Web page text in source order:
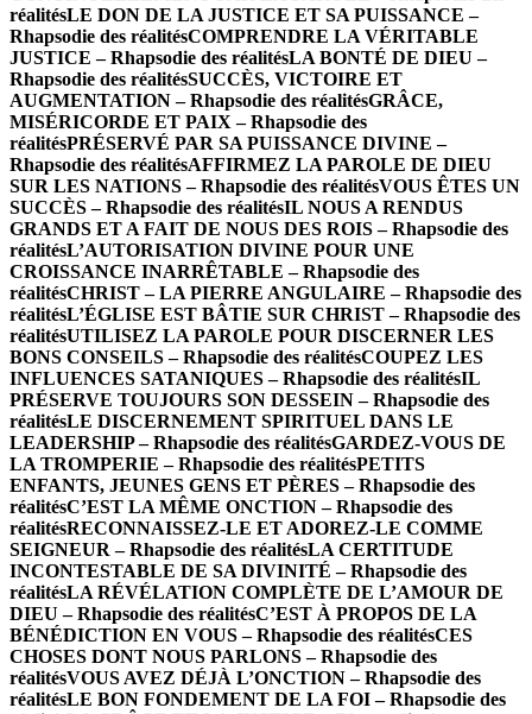
réalitésLE DON DE LA JUSTICE ET SA PUISSANCE –
Rhapsodie des réalitésCOMPRENDRE LA VÉRITABLE
JUSTICE – Rhapsodie des réalitésLA BONTÉ DE DIEU –
Rhapsodie des réalitésSUCCÈS, VICTOIRE ET
AUGMENTATION – Rhapsodie des réalitésGRÂCE,
MISÉRICORDE ET PAIX – Rhapsodie des
réalitésPRÉSERVÉ PAR SA PUISSANCE DIVINE –
Rhapsodie des réalitésAFFIRMEZ LA PAROLE DE DIEU
SUR LES NATIONS – Rhapsodie des réalitésVOUS ÊTES UN
SUCCÈS – Rhapsodie des réalitésIL NOUS A RENDUS
GRANDS ET A FAIT DE NOUS DES ROIS – Rhapsodie des
réalitésL’AUTORISATION DIVINE POUR UNE
CROISSANCE INARRÊTABLE – Rhapsodie des
réalitésCHRIST – LA PIERRE ANGULAIRE – Rhapsodie des
réalitésL’ÉGLISE EST BÂTIE SUR CHRIST – Rhapsodie des
réalitésUTILISEZ LA PAROLE POUR DISCERNER LES
BONS CONSEILS – Rhapsodie des réalitésCOUPEZ LES
INFLUENCES SATANIQUES – Rhapsodie des réalitésIL
PRÉSERVE TOUJOURS SON DESSEIN – Rhapsodie des
réalitésLE DISCERNEMENT SPIRITUEL DANS LE
LEADERSHIP – Rhapsodie des réalitésGARDEZ-VOUS DE
LA TROMPERIE – Rhapsodie des réalitésPETITS
ENFANTS, JEUNES GENS ET PÈRES – Rhapsodie des
réalitésC’EST LA MÊME ONCTION – Rhapsodie des
réalitésRECONNAISSEZ-LE ET ADOREZ-LE COMME
SEIGNEUR – Rhapsodie des réalitésLA CERTITUDE
INCONTESTABLE DE SA DIVINITÉ – Rhapsodie des
réalitésLA RÉVÉLATION COMPLÈTE DE L’AMOUR DE
DIEU – Rhapsodie des réalitésC’EST À PROPOS DE LA
BÉNÉDICTION EN VOUS – Rhapsodie des réalitésCES
CHOSES DONT NOUS PARLONS – Rhapsodie des
réalitésVOUS AVEZ DÉJÀ L’ONCTION – Rhapsodie des
réalitésLE BON FONDEMENT DE LA FOI – Rhapsodie des